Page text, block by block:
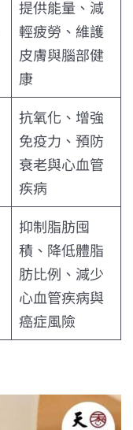
提供能量、減
輕疲勞、維護
皮膚與腦部健
康
抗氧化、增強
免疫力、預防
衰老與心血管
疾病
抑制脂肪囤
積、降低體脂
肪比例、減少
心血管疾病與
癌症風險